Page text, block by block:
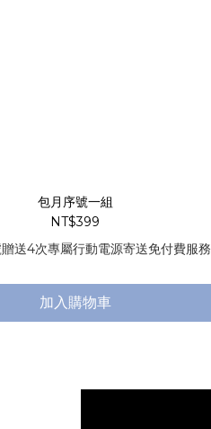
包月序號一組
NT$399
送4次專屬行動電源寄送免付費服務
加入購物車